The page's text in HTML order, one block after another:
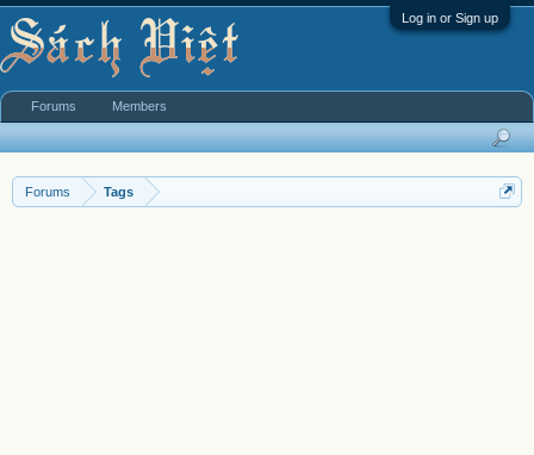
Log in or Sign up
Forums Tags
Forums Members